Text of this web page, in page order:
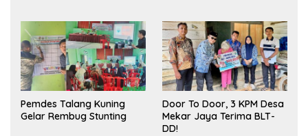
Pasar
Pemdes Talang Kuning
Gelar Rembug Stunting
Door To Door, 3 KPM Desa
Mekar Jaya Terima BLT-
DD!